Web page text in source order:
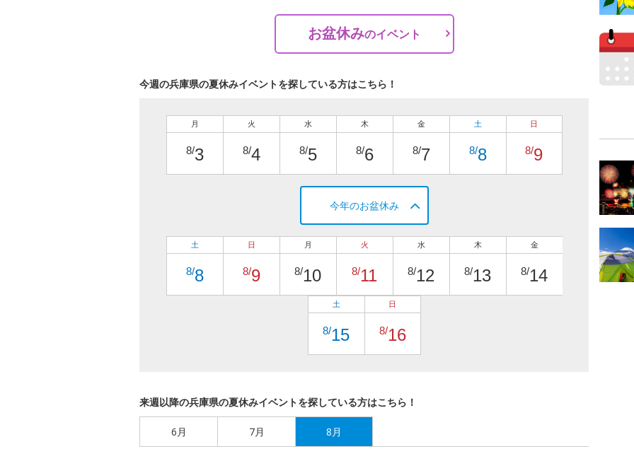
お盆休みのイベント
今週の兵庫県の夏休みイベントを探している方はこちら！
月
8/3
火
8/4
水
8/5
木
8/6
金
8/7
土
8/8
日
8/9
今年のお盆休み
土
8/8
日
8/9
月
8/10
火
8/11
水
8/12
木
8/13
金
8/14
土
8/15
日
8/16
来週以降の兵庫県の夏休みイベントを探している方はこちら！
6月 7月 8月